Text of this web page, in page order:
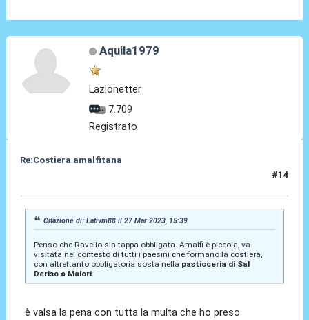
Aquila1979
Lazionetter
7.709
Registrato
Re:Costiera amalfitana
#14
Citazione di: Lativm88 il 27 Mar 2023, 15:39
Penso che Ravello sia tappa obbligata. Amalfi è piccola, va
visitata nel contesto di tutti i paesini che formano la costiera,
con altrettanto obbligatoria sosta nella pasticceria di Sal
Deriso a Maiori.
è valsa la pena con tutta la multa che ho preso